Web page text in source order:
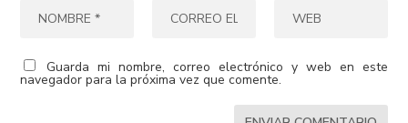
Guarda mi nombre, correo electrónico y web en este
navegador para la próxima vez que comente.